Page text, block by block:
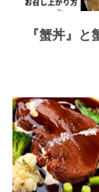
『蟹丼』